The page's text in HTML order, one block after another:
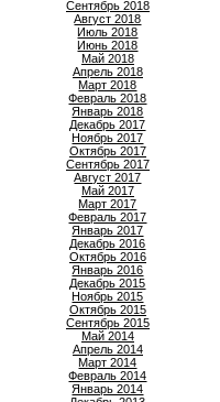
Сентябрь 2018
Август 2018
Июль 2018
Июнь 2018
Май 2018
Апрель 2018
Март 2018
Февраль 2018
Январь 2018
Декабрь 2017
Ноябрь 2017
Октябрь 2017
Сентябрь 2017
Август 2017
Май 2017
Март 2017
Февраль 2017
Январь 2017
Декабрь 2016
Октябрь 2016
Январь 2016
Декабрь 2015
Ноябрь 2015
Октябрь 2015
Сентябрь 2015
Май 2014
Апрель 2014
Март 2014
Февраль 2014
Январь 2014